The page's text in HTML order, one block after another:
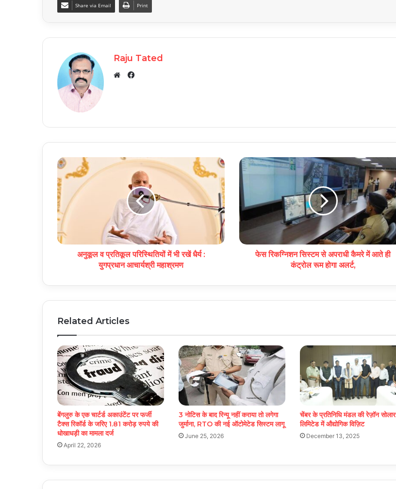
Share via Email Print
Raju Tated
Facebook
अनुकूल व प्रतिकूल परिस्थितियों में भी रखें धैर्य :
युगप्रधान आचार्यश्री महाश्रमण
फेस रिकग्निशन सिस्टम से अपराधी कैमरे में आते ही
कंट्रोल रूम होगा अलर्ट,
Related Articles
बेंगलुरु के एक चार्टर्ड अकाउंटेंट पर फर्जी
टैक्स रिकॉर्ड के जरिए 1.81 करोड़ रुपये की
धोखाधड़ी का मामला दर्ज
April 22, 2026
3 नोटिस के बाद रिन्यू नहीं कराया तो लगेगा
जुर्माना, RTO की नई ऑटोमेटेड सिस्टम लागू
June 25, 2026
चेंबर के प्रतिनिधि मंडल की रेज़ॉन सोलार
लिमिटेड में औद्योगिक विज़िट
December 13, 2025